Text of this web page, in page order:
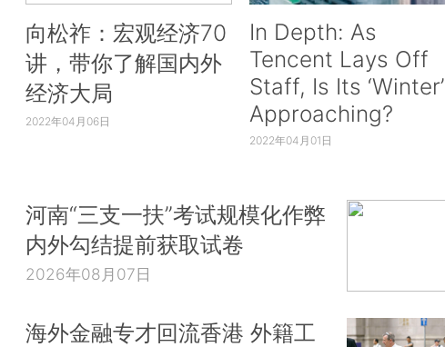
向松祚：宏观经济70
讲，带你了解国内外
经济大局
2022年04月06日
In Depth: As
Tencent Lays Off
Staff, Is Its ‘Winter’
Approaching?
2022年04月01日
河南“三支一扶”考试规模化作弊
内外勾结提前获取试卷
2026年08月07日
海外金融专才回流香港 外籍工